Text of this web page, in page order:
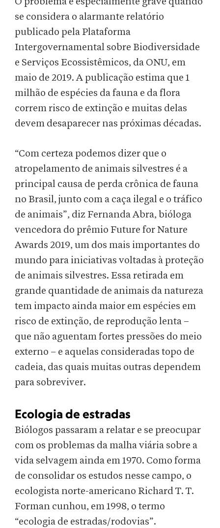
se considera o alarmante relatório
publicado pela Plataforma
Intergovernamental sobre Biodiversidade
e Serviços Ecossistêmicos, da ONU, em
maio de 2019. A publicação estima que 1
milhão de espécies da fauna e da flora
correm risco de extinção e muitas delas
devem desaparecer nas próximas décadas.
“Com certeza podemos dizer que o
atropelamento de animais silvestres é a
principal causa de perda crônica de fauna
no Brasil, junto com a caça ilegal e o tráfico
de animais”, diz Fernanda Abra, bióloga
vencedora do prêmio Future for Nature
Awards 2019, um dos mais importantes do
mundo para iniciativas voltadas à proteção
de animais silvestres. Essa retirada em
grande quantidade de animais da natureza
tem impacto ainda maior em espécies em
risco de extinção, de reprodução lenta –
que não aguentam fortes pressões do meio
externo – e aquelas consideradas topo de
cadeia, das quais muitas outras dependem
para sobreviver.
Ecologia de estradas
Biólogos passaram a relatar e se preocupar
com os problemas da malha viária sobre a
vida selvagem ainda em 1970. Como forma
de consolidar os estudos nesse campo, o
ecologista norte-americano Richard T. T.
Forman cunhou, em 1998, o termo
“ecologia de estradas/rodovias”.